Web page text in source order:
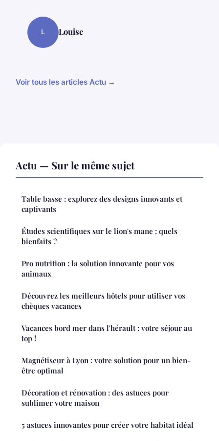
L Louise
Voir tous les articles Actu →
Actu — Sur le même sujet
Table basse : explorez des designs innovants et
captivants
Études scientifiques sur le lion's mane : quels
bienfaits ?
Pro nutrition : la solution innovante pour vos
animaux
Découvrez les meilleurs hôtels pour utiliser vos
chèques vacances
Vacances bord mer dans l'hérault : votre séjour au
top !
Magnétiseur à Lyon : votre solution pour un bien-
être optimal
Décoration et rénovation : des astuces pour
sublimer votre maison
5 astuces innovantes pour créer votre habitat idéal